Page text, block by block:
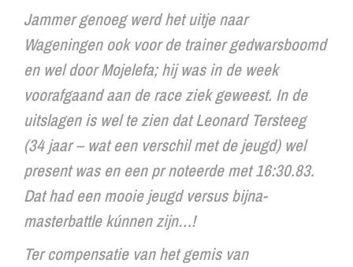
Jammer genoeg werd het uitje naar
Wageningen ook voor de trainer gedwarsboomd
en wel door Mojelefa; hij was in de week
voorafgaand aan de race ziek geweest. In de
uitslagen is wel te zien dat Leonard Tersteeg
(34 jaar – wat een verschil met de jeugd) wel
present was en een pr noteerde met 16:30.83.
Dat had een mooie jeugd versus bijna-
masterbattle kúnnen zijn…!
Ter compensatie van het gemis van